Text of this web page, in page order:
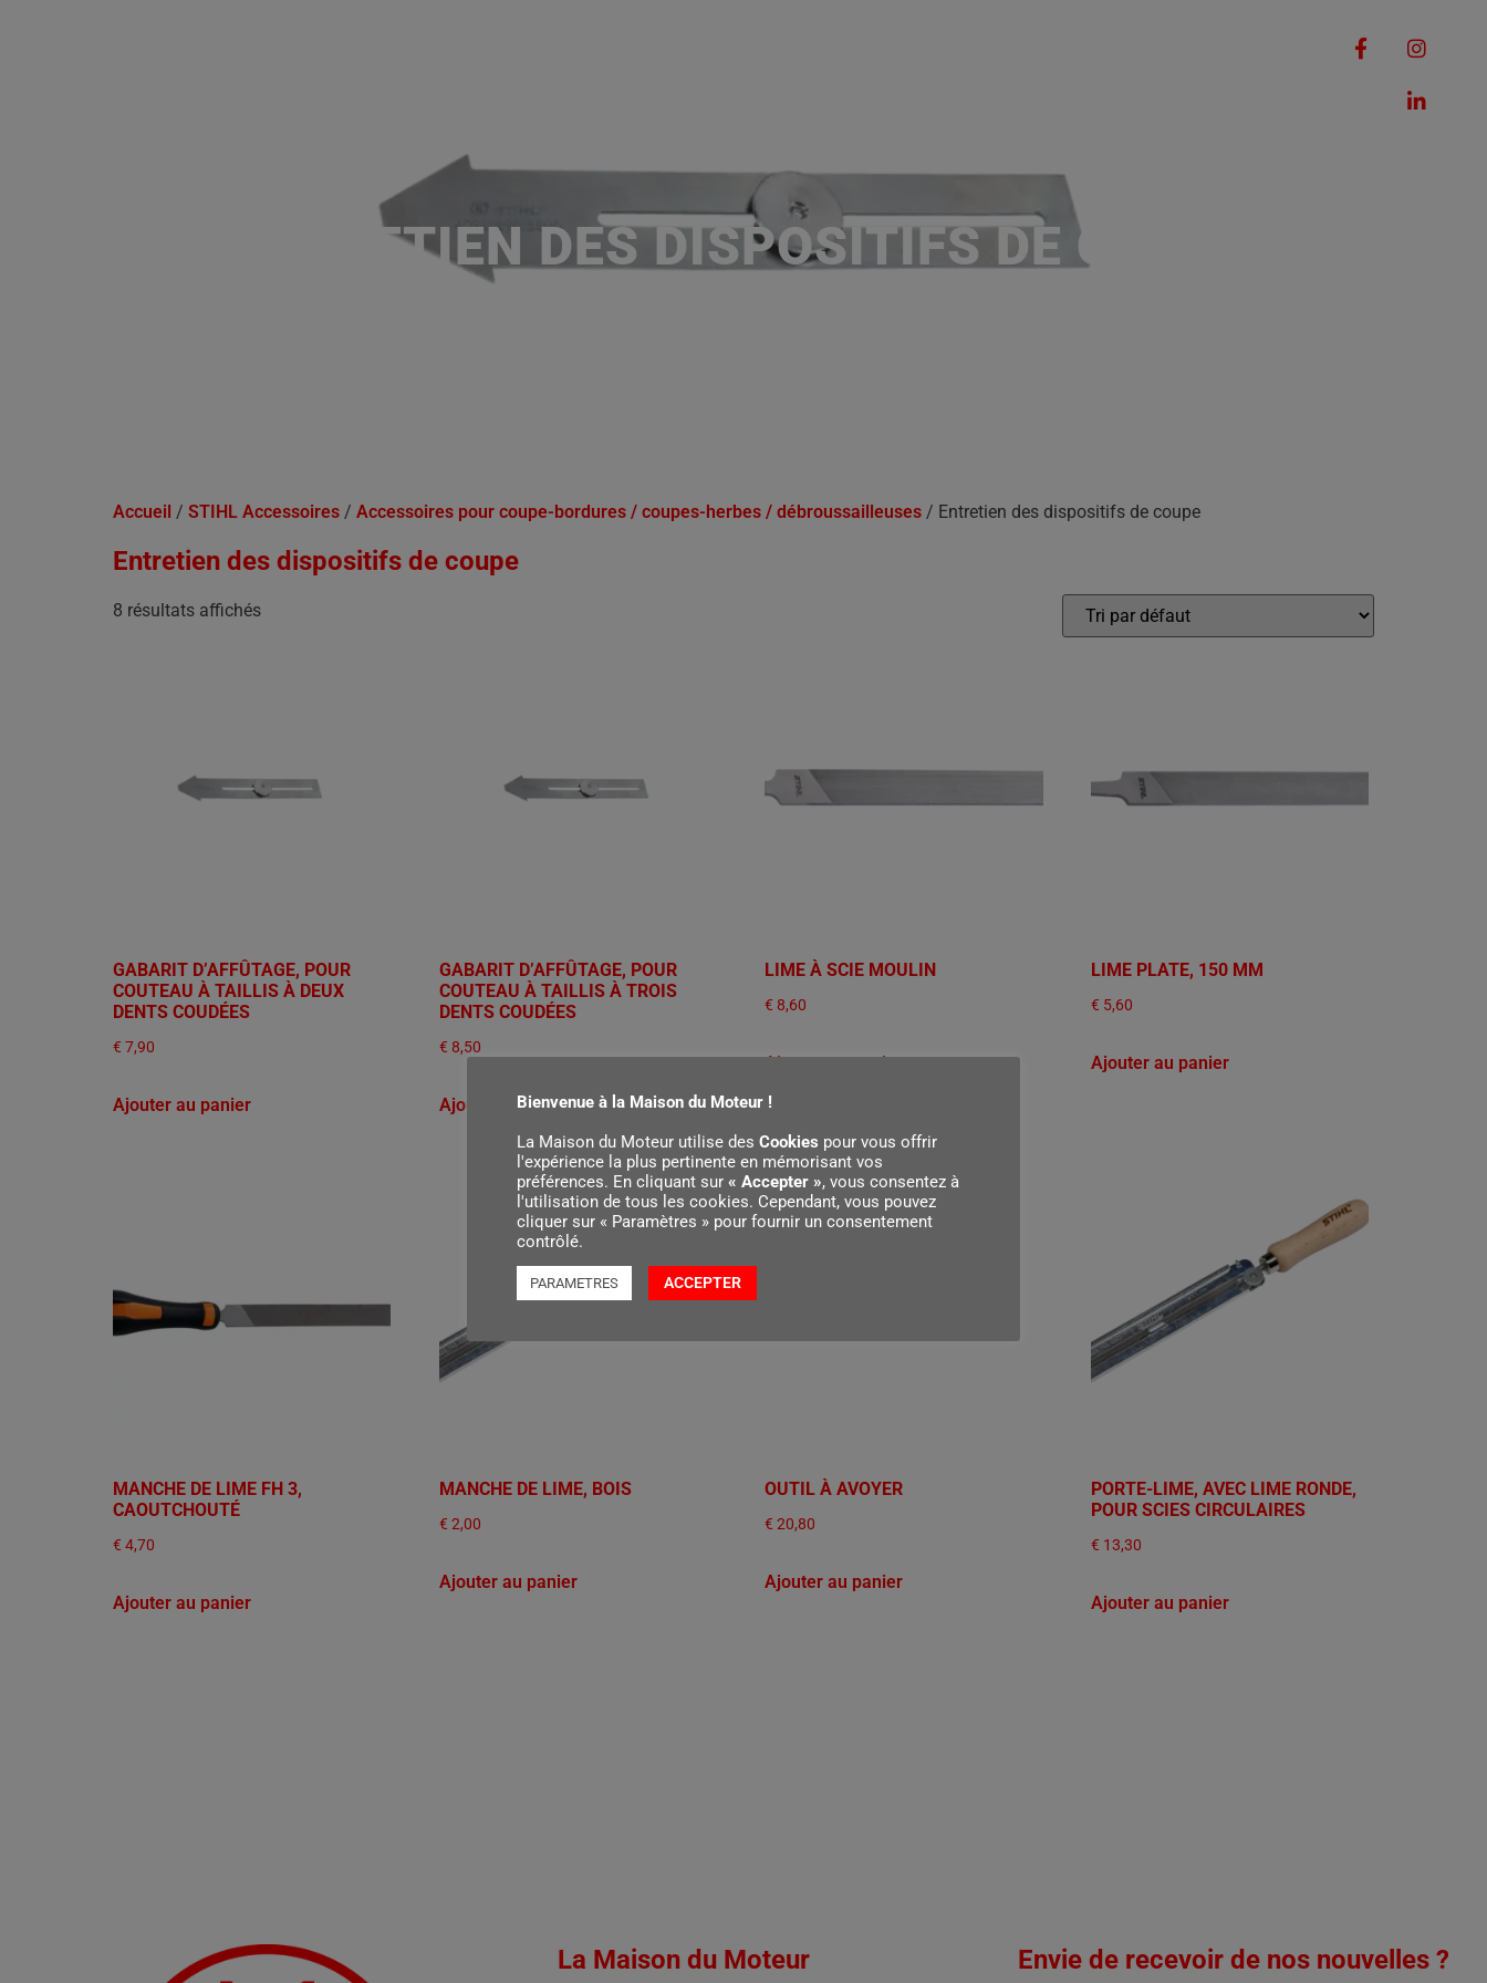
ENTRETIEN DES DISPOSITIFS DE COUPE
Accueil / STIHL Accessoires / Accessoires pour coupe-bordures / coupes-herbes / débroussailleuses / Entretien des dispositifs de coupe
Entretien des dispositifs de coupe
8 résultats affichés
GABARIT D’AFFÛTAGE, POUR
COUTEAU À TAILLIS À DEUX
DENTS COUDÉES
€ 7,90
Ajouter au panier
GABARIT D’AFFÛTAGE, POUR
COUTEAU À TAILLIS À TROIS
DENTS COUDÉES
€ 8,50
Ajouter au panier
LIME À SCIE MOULIN
€ 8,60
Ajouter au panier
LIME PLATE, 150 MM
€ 5,60
Ajouter au panier
MANCHE DE LIME FH 3,
CAOUTCHOUTÉ
€ 4,70
Ajouter au panier
MANCHE DE LIME, BOIS
€ 2,00
Ajouter au panier
OUTIL À AVOYER
€ 20,80
Ajouter au panier
PORTE-LIME, AVEC LIME RONDE,
POUR SCIES CIRCULAIRES
€ 13,30
Ajouter au panier
La Maison du Moteur Envie de recevoir de nos nouvelles ?
Bienvenue à la Maison du Moteur !
La Maison du Moteur utilise des Cookies pour vous offrir
l'expérience la plus pertinente en mémorisant vos
préférences. En cliquant sur « Accepter », vous consentez à
l'utilisation de tous les cookies. Cependant, vous pouvez
cliquer sur « Paramètres » pour fournir un consentement
contrôlé.
PARAMETRES ACCEPTER